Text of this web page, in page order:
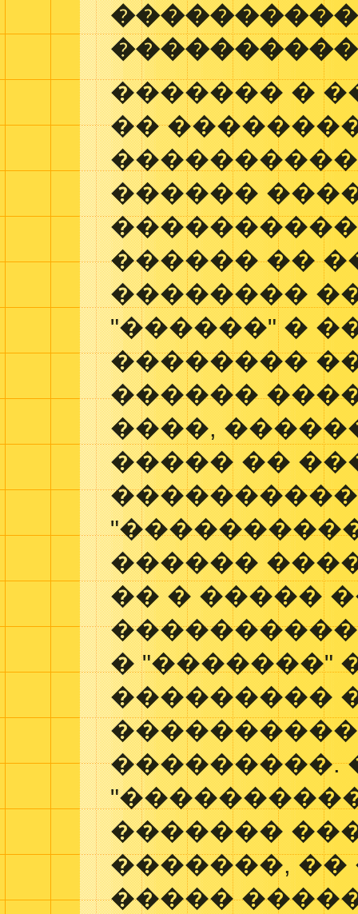
������� �
��
������
����������
������ ��
��������
"������" �
��������
������
����,
����� ��
������
�� � �����
� "�������"
���������
���������.
�������
�������,
�����